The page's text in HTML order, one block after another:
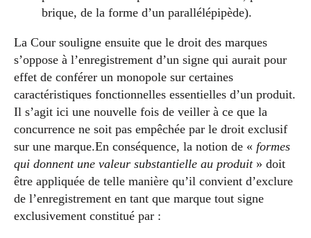
brique, de la forme d’un parallélépipède).
La Cour souligne ensuite que le droit des marques
s’oppose à l’enregistrement d’un signe qui aurait pour
effet de conférer un monopole sur certaines
caractéristiques fonctionnelles essentielles d’un produit.
Il s’agit ici une nouvelle fois de veiller à ce que la
concurrence ne soit pas empêchée par le droit exclusif
sur une marque.En conséquence, la notion de « formes
qui donnent une valeur substantielle au produit» doit
être appliquée de telle manière qu’il convient d’exclure
de l’enregistrement en tant que marque tout signe
exclusivement constitué par :